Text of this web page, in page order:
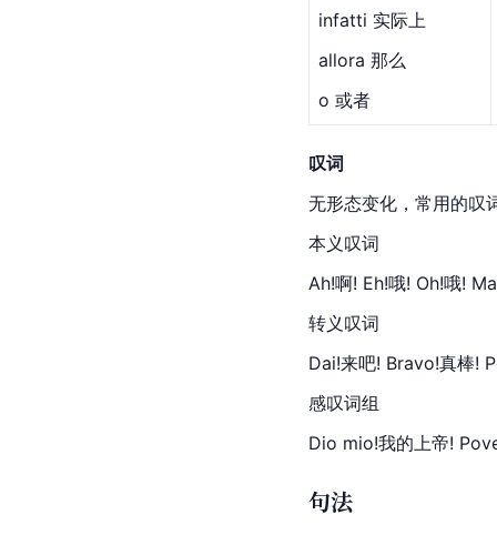
infatti 实际上
allora 那么
o 或者
叹词
无形态变化，常用的叹
本义叹词
Ah!啊! Eh!哦! Oh!哦!
转义叹词
Dai!来吧! Bravo!真棒!
感叹词组
Dio mio!我的上帝!
句法